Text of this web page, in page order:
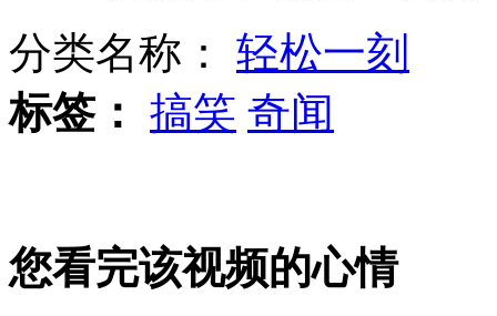
分类名称： 轻松一刻
标签： 搞笑 奇闻
您看完该视频的心情